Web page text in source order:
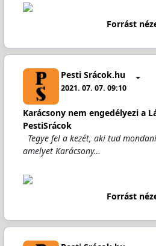
Forrást
Pesti Srácok.hu
2021. 07. 07. 09:10
Karácsony nem engedélyezi a
PestiSrácok
Tegye fel a kezét, aki tud
amelyet Karácsony…
Forrást